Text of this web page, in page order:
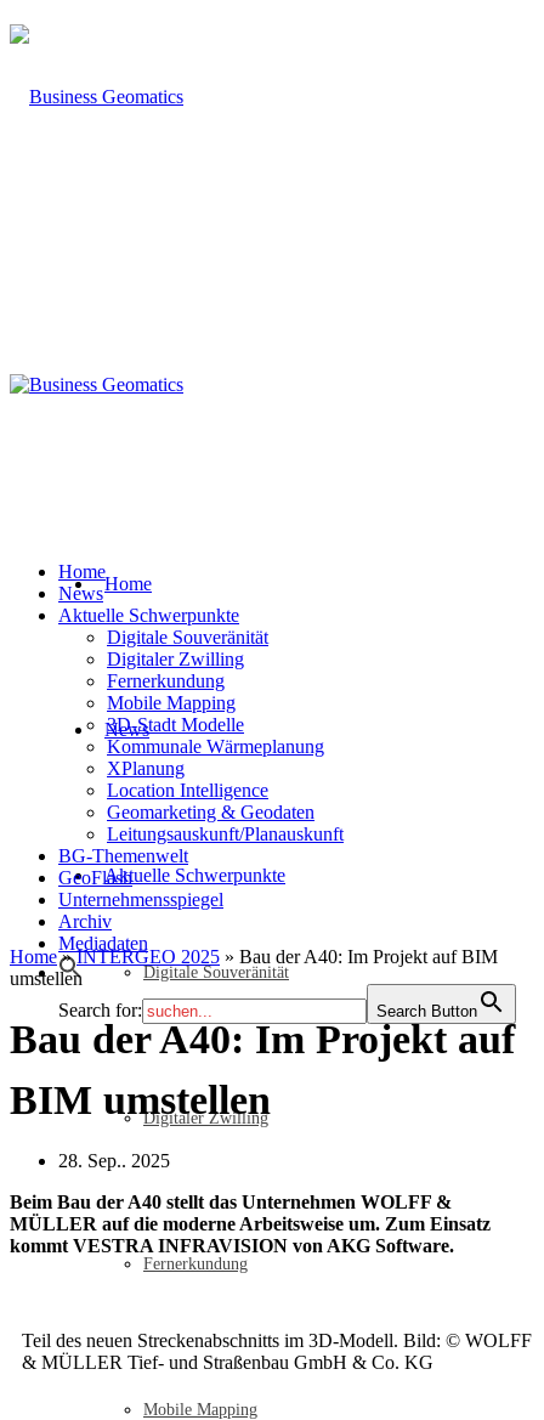
Home
News
Aktuelle Schwerpunkte
Digitale Souveränität
Digitaler Zwilling
Fernerkundung
Mobile Mapping
Home
News
Aktuelle Schwerpunkte
Digitale Souveränität
Digitaler Zwilling
Fernerkundung
Mobile Mapping
3D-Stadt Modelle
Kommunale Wärmeplanung
XPlanung
Location Intelligence
Geomarketing & Geodaten
Leitungsauskunft/Planauskunft
BG-Themenwelt
GeoFlash
Unternehmensspiegel
Archiv
Mediadaten
Search for: Search Button
Home»INTERGEO 2025 » Bau der A40: Im Projekt auf BIM
umstellen
Bau der A40: Im Projekt auf
BIM umstellen
28. Sep.. 2025
Beim Bau der A40 stellt das Unternehmen WOLFF &
MÜLLER auf die moderne Arbeitsweise um. Zum Einsatz
kommt VESTRA INFRAVISION von AKG Software.
Teil des neuen Streckenabschnitts im 3D-Modell. Bild: © WOLFF
& MÜLLER Tief- und Straßenbau GmbH & Co. KG